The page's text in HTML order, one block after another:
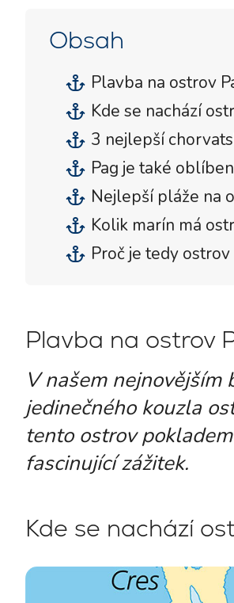
Obsah
Plavba na ostrov
Kde se nachází
3 nejlepší
Pag je také
Nejlepší pláže na
Kolik marín má
Proč je tedy
Plavba na ostrov
V našem nejnovějším
jedinečného kouzla
tento ostrov
fascinující zážitek.
Kde se nachází